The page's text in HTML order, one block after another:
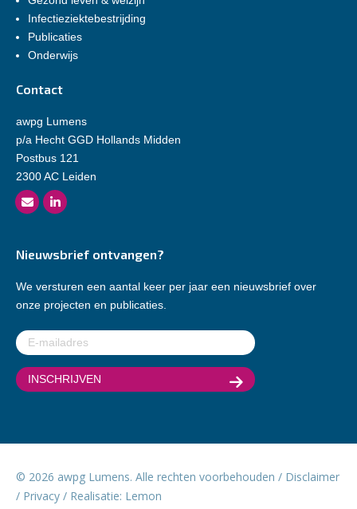
Infectieziektebestrijding
Publicaties
Onderwijs
Contact
awpg Lumens
p/a Hecht GGD Hollands Midden
Postbus 121
2300 AC Leiden
Nieuwsbrief ontvangen?
We versturen een aantal keer per jaar een nieuwsbrief over
onze projecten en publicaties.
E-
mailadres(Vereist)
© 2026 awpg Lumens. Alle rechten voorbehouden / Disclaimer
/ Privacy / Realisatie: Lemon